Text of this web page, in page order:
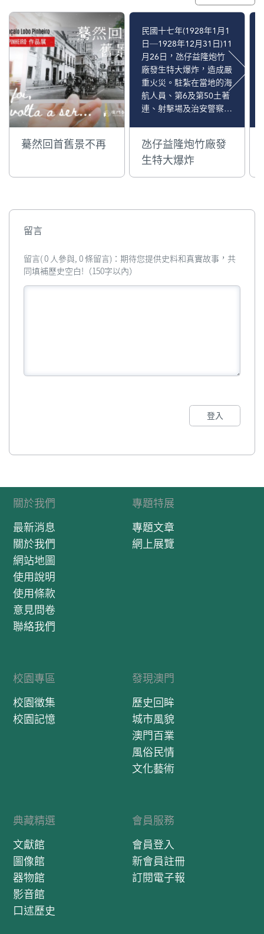
驀然回首舊景不再
民國十七年(1928年1月1
日─1928年12月31日)11
月26日，氹仔益隆炮竹
廠發生特大爆炸，造成嚴
重火災。駐紮在當地的海
航人員、第6及第50土著
連、射擊場及治安警察出
人。這次爆炸致使6名工
人死亡，傷者無數。甚至
頓。施白蒂：《澳門編年
竹廠的興衰看氹仔炮竹業
氹仔益隆炮竹廠發
生特大爆炸
留言
留言( 0 人參與, 0 條留言)：期待您提供史料和真實故事，共
同填補歷史空白!（150字以內）
登入
關於我們
最新消息
關於我們
網站地圖
使用說明
使用條款
意見問卷
聯絡我們
專題特展
專題文章
網上展覽
校園專區
校園徵集
校園記憶
發現澳門
歷史回眸
城市風貌
澳門百業
風俗民情
文化藝術
典藏精選
文獻館
圖像館
器物館
影音館
口述歷史
會員服務
會員登入
新會員註冊
訂閱電子報